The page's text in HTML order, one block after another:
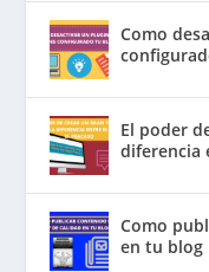
Como
El poder
diferencia
Como
en tu blog